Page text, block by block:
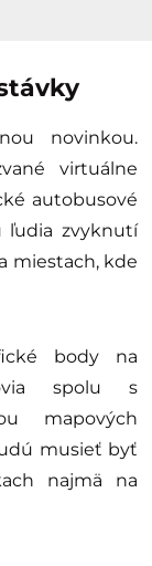
novinkou.
virtuálne
autobusové
ľudia zvyknutí
miestach, kde
body na
spolu s
mapových
musieť byť
najmä na